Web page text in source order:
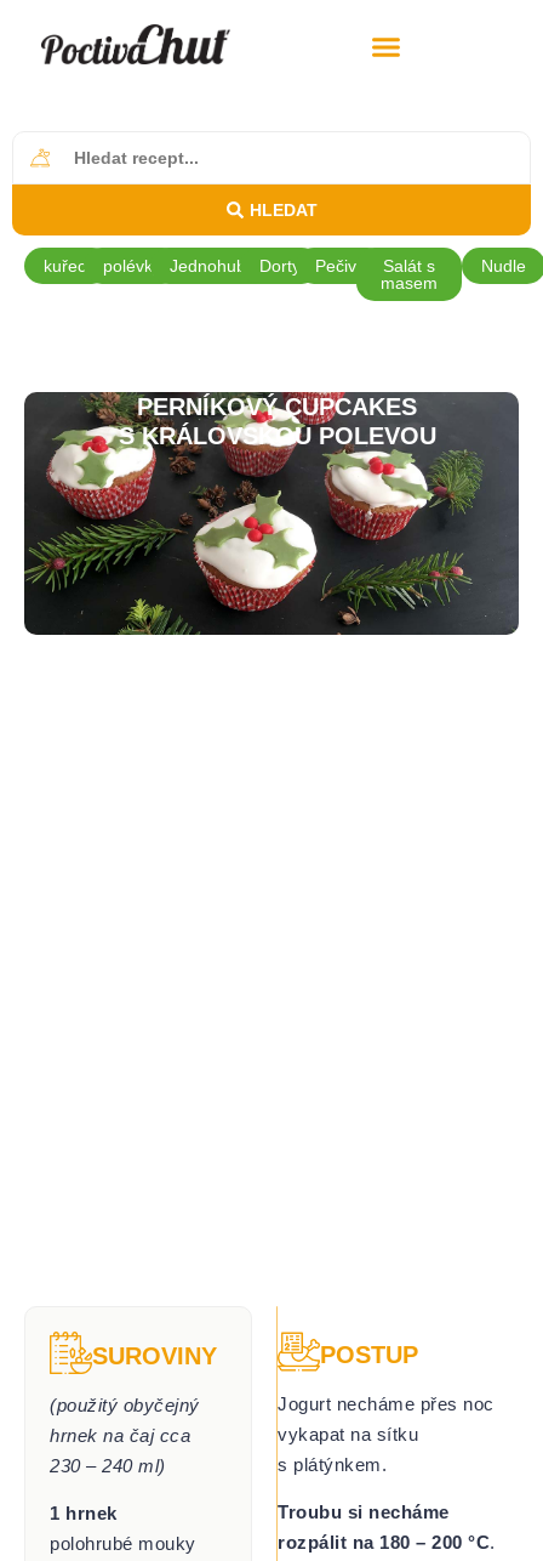
HLEDAT
kuřecí polévky JednohubkyDorty Pečivo
Salát s
masem
Nudle
PERNÍKOVÝ CUPCAKES
S KRÁLOVSKOU POLEVOU
SUROVINY
(použitý obyčejný
hrnek na čaj cca
230 – 240 ml)
1 hrnek
polohrubé mouky
POSTUP
Jogurt necháme přes noc
vykapat na sítku
s plátýnkem.
Troubu si necháme
rozpálit na 180 – 200 °C.